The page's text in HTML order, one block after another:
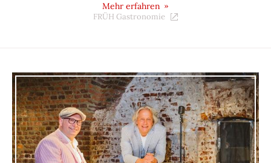
Mehr erfahren
FRÜH Gastronomie